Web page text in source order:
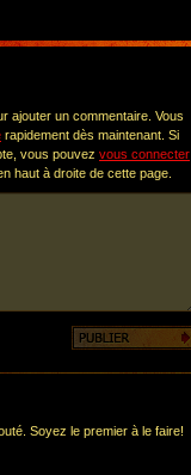
ajouter un commentaire. Vous
rapidement dès maintenant. Si
vous pouvez vous connecter
haut à droite de cette page.
Soyez le premier à le faire!